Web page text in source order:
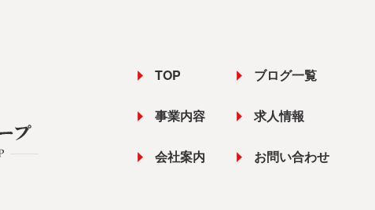
TOP
事業内容
会社案内
ブログ一覧
求人情報
お問い合わせ